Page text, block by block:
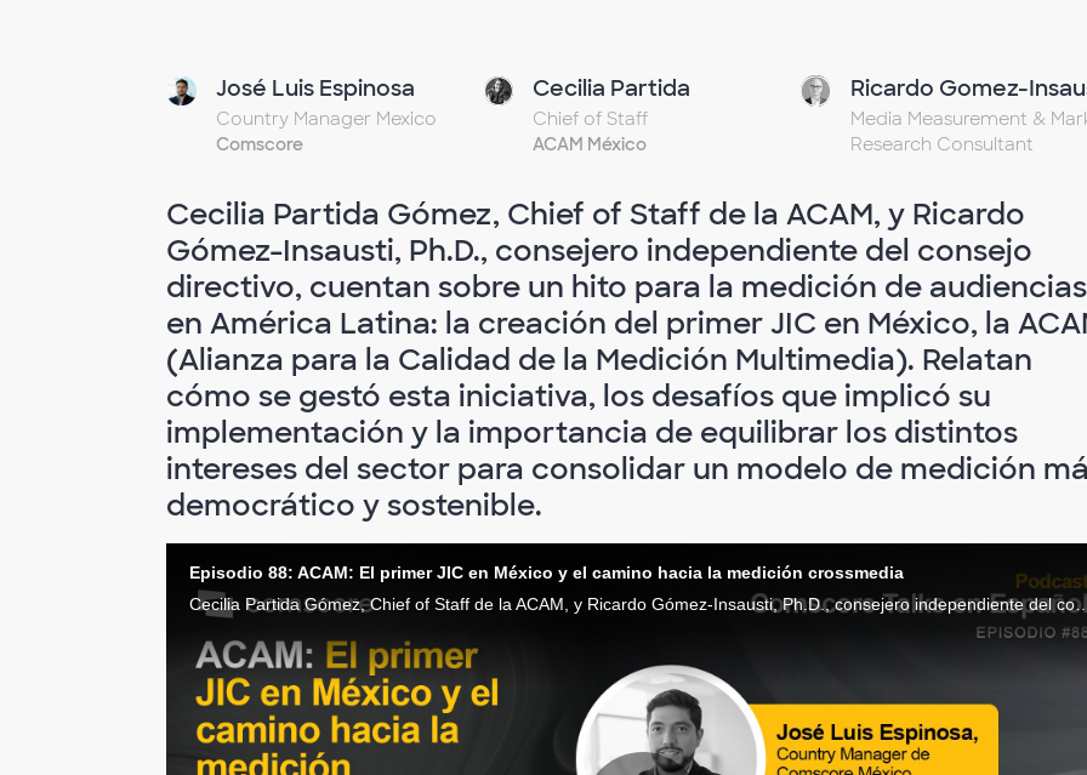
José Luis Espinosa
Country Manager Mexico
Comscore
Cecilia Partida
Chief of Staff
ACAM México
Ricardo Gomez-
Media Measurement &
Research Consultant
Cecilia Partida Gómez, Chief of Staff de la ACAM, y Ricardo
Gómez-Insausti, Ph.D., consejero independiente del consejo
directivo, cuentan sobre un hito para la medición de audiencias
en América Latina: la creación del primer JIC en México, la
(Alianza para la Calidad de la Medición Multimedia). Relatan
cómo se gestó esta iniciativa, los desafíos que implicó su
implementación y la importancia de equilibrar los distintos
intereses del sector para consolidar un modelo de medición
democrático y sostenible.
Episodio 88: ACAM: El primer JIC en México y el camino hacia la medición crossmedia
Cecilia Partida Gómez, Chief of Staff de la ACAM, y Ricardo Gómez-Insausti, Ph.D., consejero independiente del consejo directivo, cuentan